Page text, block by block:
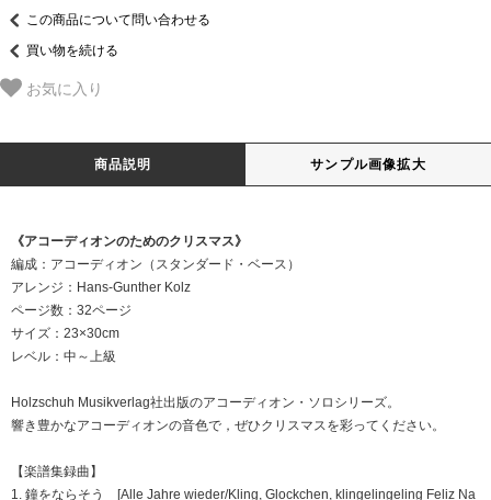
この商品について問い合わせる
買い物を続ける
お気に入り
商品説明 サンプル画像拡大
《アコーディオンのためのクリスマス》
編成：アコーディオン（スタンダード・ベース）
アレンジ：Hans-Gunther Kolz
ページ数：32ページ
サイズ：23×30cm
レベル：中～上級
Holzschuh Musikverlag社出版のアコーディオン・ソロシリーズ。
響き豊かなアコーディオンの音色で，ぜひクリスマスを彩ってください。
【楽譜集録曲】
1. 鐘をならそう [Alle Jahre wieder/Kling, Glockchen, klingelingeling Feliz Na